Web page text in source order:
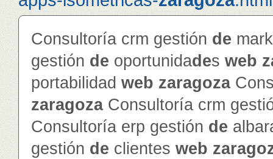
Consultoría crm gestión de
gestión de oportunidades web
portabilidad web zaragoza
zaragozaConsultoría crm
Consultoría erp gestión de
gestión de clientes web